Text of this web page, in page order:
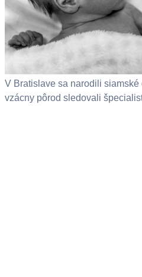
V Bratislave sa narodili
vzácny pôrod sledovali